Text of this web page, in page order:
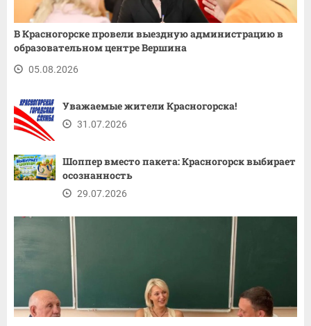
В Красногорске провели выездную администрацию в
образовательном центре Вершина
05.08.2026
Уважаемые жители Красногорска!
31.07.2026
Шоппер вместо пакета: Красногорск выбирает
осознанность
29.07.2026